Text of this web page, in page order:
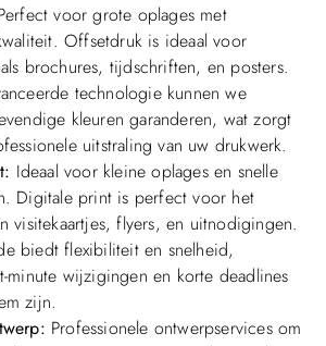
voor grote oplages met
Offsetdruk is ideaal voor
brochures, tijdschriften, en posters.
technologie kunnen we
kleuren garanderen, wat zorgt
uitstraling van uw drukwerk.
Ideaal voor kleine oplages en snelle
Digitale print is perfect voor het
visitekaartjes, flyers, en uitnodigingen.
biedt flexibiliteit en snelheid,
minute wijzigingen en korte deadlines
zijn.
Professionele ontwerpservices om